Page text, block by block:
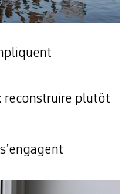
reconstruire plutôt